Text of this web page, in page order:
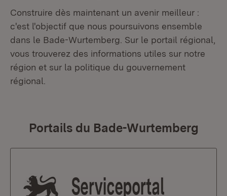
Construire dès maintenant un avenir meilleur :
c'est l'objectif que nous poursuivons ensemble
dans le Bade-Wurtemberg. Sur le portail régional,
vous trouverez des informations utiles sur notre
région et sur la politique du gouvernement
régional.
Portails du Bade-Wurtemberg